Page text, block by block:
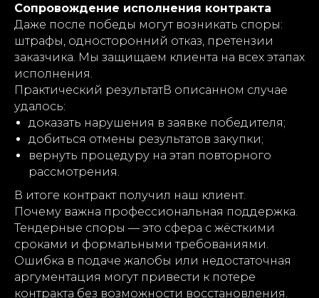
Сопровождение исполнения контракта
Даже после победы могут возникать споры:
штрафы, односторонний отказ, претензии
заказчика. Мы защищаем клиента на всех этапах
исполнения.
Практический результатВ описанном случае
удалось:
доказать нарушения в заявке победителя;
добиться отмены результатов закупки;
вернуть процедуру на этап повторного
рассмотрения.
В итоге контракт получил наш клиент.
Почему важна профессиональная поддержка.
Тендерные споры — это сфера с жёсткими
сроками и формальными требованиями.
Ошибка в подаче жалобы или недостаточная
аргументация могут привести к потере
контракта без возможности восстановления.